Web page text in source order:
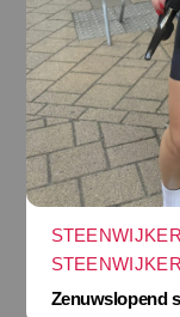
Zenuwslopend